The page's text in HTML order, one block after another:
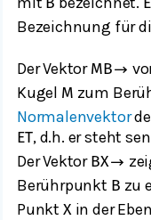
B E
Bezeichnung für
Der Vektor M B→
Kugel M zum
Normalenvektor
ET, d.h. er steht
Der Vektor BX→
Berührpunkt B zu
Punkt Xin der